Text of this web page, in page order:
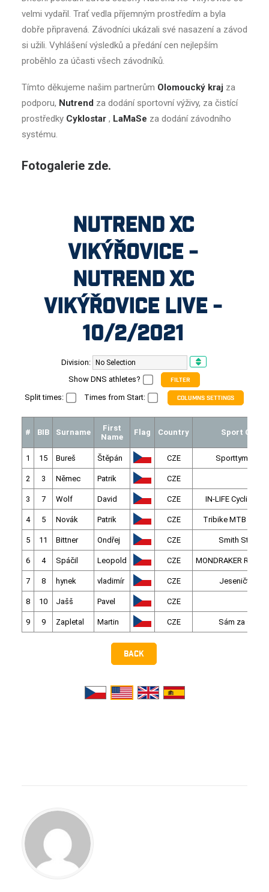
velmi vydařil. Trať vedla příjemným prostředím a byla
dobře připravená. Závodníci ukázali své nasazení a závod
si užili. Vyhlášení výsledků a předání cen nejlepším
proběhlo za účasti všech závodníků.
Tímto děkujeme našim partnerům Olomoucký kraj za
podporu, Nutrend za dodání sportovní výživy, za čistící
prostředky Cyklostar , LaMaSe za dodání závodního
systému.
Fotogalerie zde.